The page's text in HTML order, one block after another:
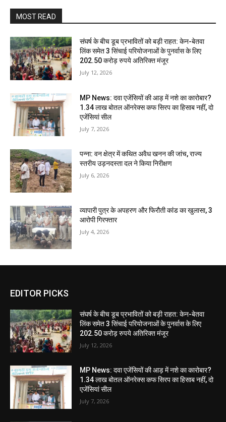
MOST READ
संघर्ष के बीच डूब प्रभावितों को बड़ी राहत: केन-बेतवा
लिंक समेत 3 सिंचाई परियोजनाओं के पुनर्वास के लिए
202.50 करोड़ रुपये अतिरिक्त मंजूर
July 12, 2026
MP News: दवा एजेंसियों की आड़ में नशे का कारोबार?
1.34 लाख बोतल ऑनरेक्स कफ सिरप का हिसाब नहीं, दो
एजेंसियां सील
July 7, 2026
पन्ना: वन क्षेत्र में कथित अवैध खनन की जांच, राज्य
स्तरीय उड़नदस्ता दल ने किया निरीक्षण
July 6, 2026
व्यापारी पुत्र के अपहरण और फिरौती कांड का खुलासा, 3
आरोपी गिरफ्तार
July 4, 2026
EDITOR PICKS
संघर्ष के बीच डूब प्रभावितों को बड़ी राहत: केन-बेतवा
लिंक समेत 3 सिंचाई परियोजनाओं के पुनर्वास के लिए
202.50 करोड़ रुपये अतिरिक्त मंजूर
July 12, 2026
MP News: दवा एजेंसियों की आड़ में नशे का कारोबार?
1.34 लाख बोतल ऑनरेक्स कफ सिरप का हिसाब नहीं, दो
एजेंसियां सील
July 7, 2026